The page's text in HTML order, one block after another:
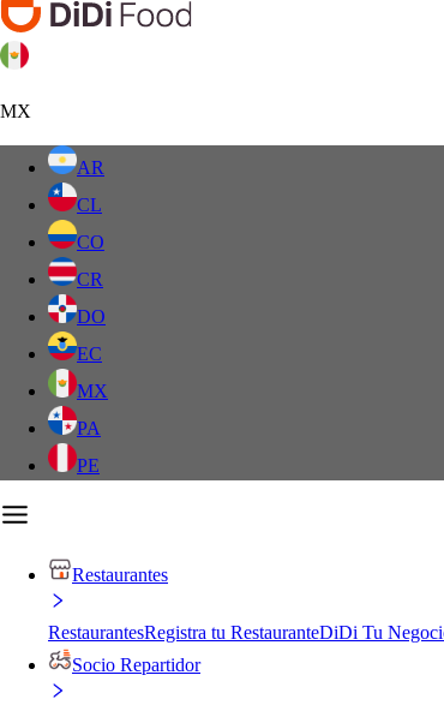
MX
AR
CL
CO
CR
DO
EC
MX
PA
PE
Restaurantes
RestaurantesRegistra tu RestauranteDiDi Tu
Socio Repartidor